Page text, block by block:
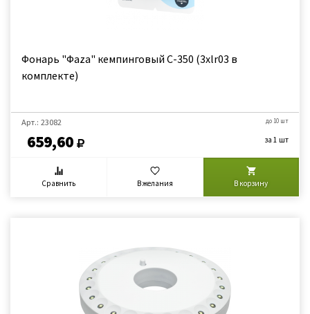
Фонарь "Фаzа" кемпинговый С-350 (3хlr03 в
комплекте)
Арт.: 23082
659,60
до 10 шт
за 1 шт
Сравнить В желания В корзину